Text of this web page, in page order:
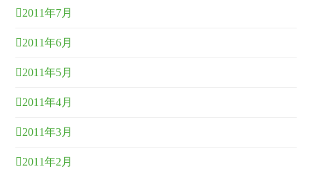
2011年7月
2011年6月
2011年5月
2011年4月
2011年3月
2011年2月